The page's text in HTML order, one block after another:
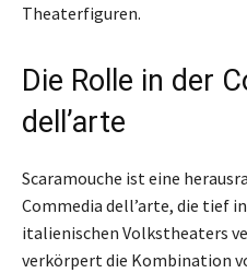
Theaterfiguren.
Die Rolle in der
dell’arte
Scaramouche ist eine
Commedia dell’arte, die tief
italienischen Volkstheaters
verkörpert die Kombination